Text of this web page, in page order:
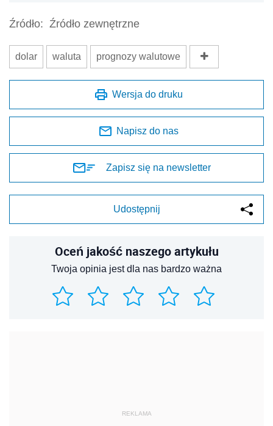
Źródło: Źródło zewnętrzne
dolar waluta prognozy walutowe
Wersja do druku
Napisz do nas
Zapisz się na newsletter
Udostępnij
Oceń jakość naszego artykułu
Twoja opinia jest dla nas bardzo ważna
REKLAMA